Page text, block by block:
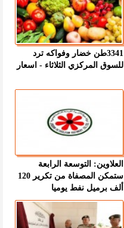
3341طن خضار وفواكه ترد
للسوق المركزي الثلاثاء - اسعار
العلاوين: التوسعة الرابعة
ستمكن المصفاة من تكرير 120
ألف برميل نفط يوميا